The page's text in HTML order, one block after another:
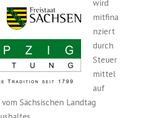
wird
mitfina
nziert
durch
Steuer
mittel
auf
Sächsischen Landtag